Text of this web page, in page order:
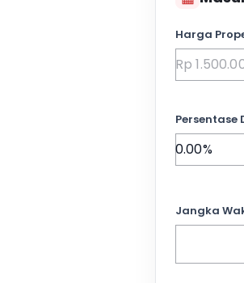
Harga
Persentase
Jangka